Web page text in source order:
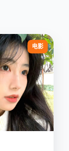
电影